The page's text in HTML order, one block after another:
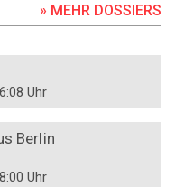
» MEHR DOSSIERS
Uhr
Berlin
Uhr